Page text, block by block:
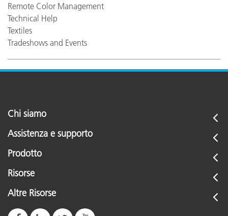
Remote Color Management
Technical Help
Textiles
Tradeshows and Events
Chi siamo
Assistenza e supporto
Prodotto
Risorse
Altre Risorse